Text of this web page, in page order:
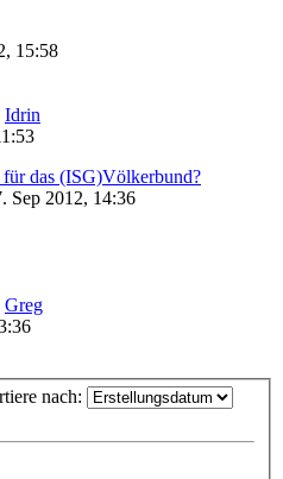
15:58
Idrin
das (ISG)Völkerbund?
Sep 2012, 14:36
Greg
nach: